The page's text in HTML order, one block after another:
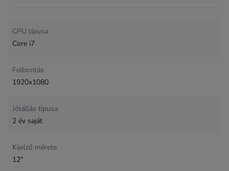
CPU típusa
Core i7
Felbontás
1920x1080
Jótállás típusa
2 év saját
Kijelző mérete
12"